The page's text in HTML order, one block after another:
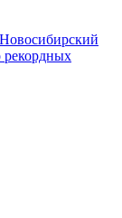
Новосибирский
рекордных